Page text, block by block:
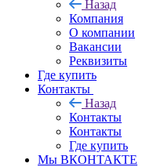
Назад
Компания
О компании
Вакансии
Реквизиты
Где купить
Контакты
Назад
Контакты
Контакты
Где купить
Мы ВКОНТАКТЕ